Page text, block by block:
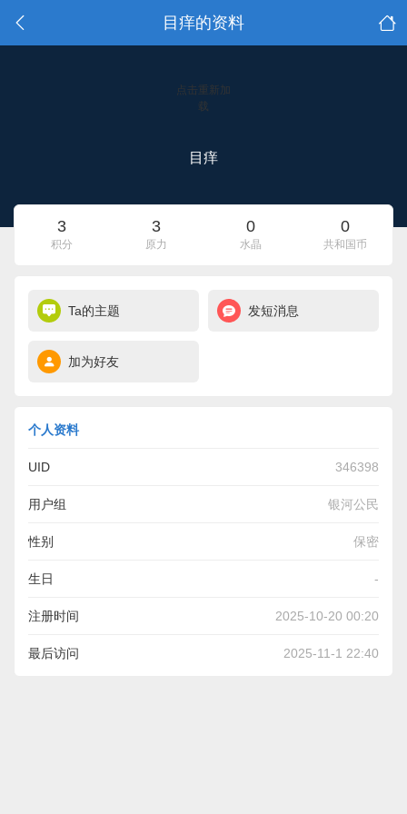
目痒的资料
点击重新加
载
目痒
3
积分
3
原力
0
水晶
0
共和国币
Ta的主题 发短消息
加为好友
个人资料
UID 346398
用户组 银河公民
性别 保密
生日 -
注册时间 2025-10-20 00:20
最后访问 2025-11-1 22:40